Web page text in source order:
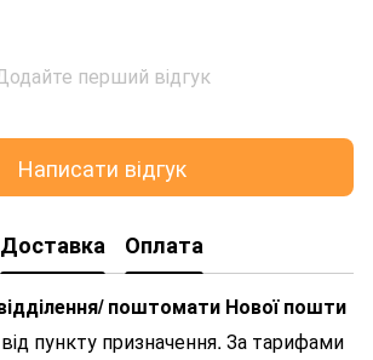
перший відгук
Написати відгук
Доставка Оплата
поштомати Нової пошти
пункту призначення. За тарифами